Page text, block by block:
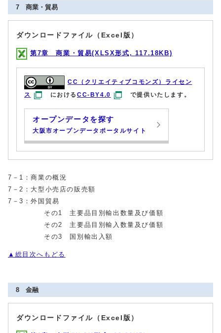
7 商業・貿易
ダウンロードファイル（Excel版）
第7章 商業・貿易(XLSX形式, 117.18KB)
CC（クリエイティブコモンズ）ライセン
ス
におけるCC-BY4.0 で提供いたします。
オープンデータを探す
大阪市オープンデータポータルサイト
7－1：商業の概況
7－2：大型小売店の販売額
7－3：外国貿易
その1 主要品目別輸出数量及び価額
その2 主要品目別輸入数量及び価額
その3 国別輸出入額
▲総目次へもどる
8 金融
ダウンロードファイル（Excel版）